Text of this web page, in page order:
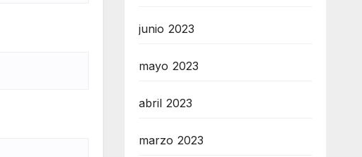
junio 2023
mayo 2023
abril 2023
marzo 2023